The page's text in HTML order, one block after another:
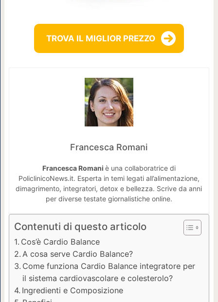
TROVA IL MIGLIOR PREZZO
Francesca Romani
Francesca Romani è una collaboratrice di
PoliclinicoNews.it. Esperta in temi legati all’alimentazione,
dimagrimento, integratori, detox e bellezza. Scrive da anni
per diverse testate giornalistiche online.
Contenuti di questo articolo
Cos’è Cardio Balance
A cosa serve Cardio Balance?
Come funziona Cardio Balance integratore per
il sistema cardiovascolare e colesterolo?
Ingredienti e Composizione
Prova
Cardiobalance
50% di
Sconto.
PROVA
CARDIOBALANCE